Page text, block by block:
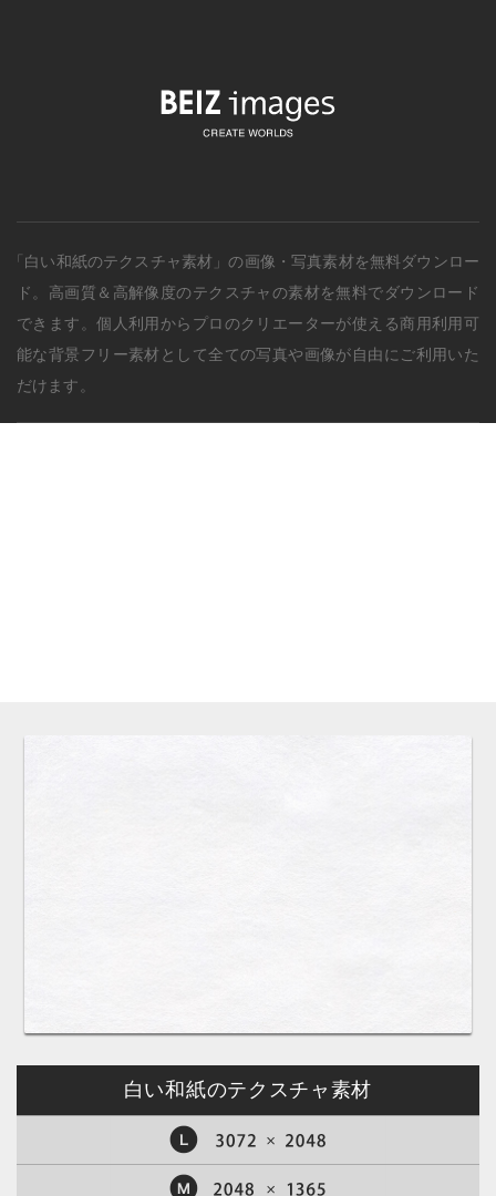
「白い和紙のテクスチャ素材」の画像・写真素材を無料ダウンロー
ド。 高画質＆高解像度のテクスチャの素材を無料でダウンロード
できます。個人利用からプロのクリエーターが使える商用利用可
能な背景フリー素材として全ての写真や画像が自由にご利用いた
だけます。
白い和紙のテクスチャ素材